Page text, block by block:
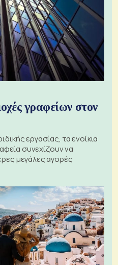
γραφείων στον
εργασίας, τα ενοίκια
συνεχίζουν να
μεγάλες αγορές